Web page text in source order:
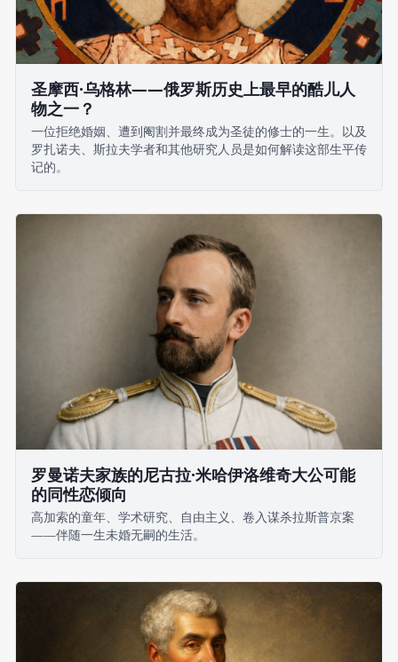
圣摩西·乌格林——俄罗斯历史上最早的酷儿人
物之一？
一位拒绝婚姻、遭到阉割并最终成为圣徒的修士的一生。以及
罗扎诺夫、斯拉夫学者和其他研究人员是如何解读这部生平传
记的。
罗曼诺夫家族的尼古拉·米哈伊洛维奇大公可能
的同性恋倾向
高加索的童年、学术研究、自由主义、卷入谋杀拉斯普京案
——伴随一生未婚无嗣的生活。